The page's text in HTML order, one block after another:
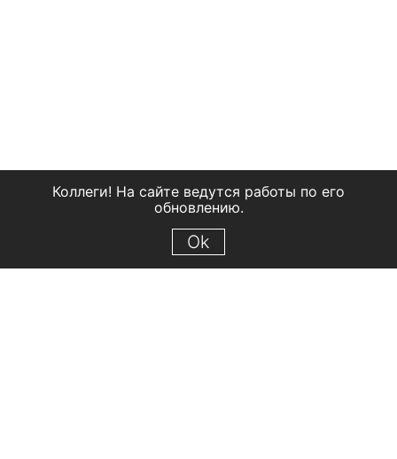
Коллеги! На сайте ведутся работы по его
обновлению.
Ok